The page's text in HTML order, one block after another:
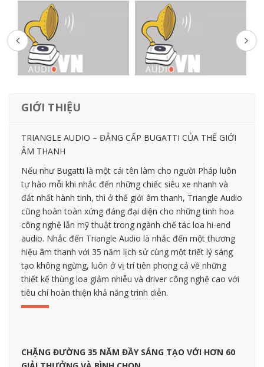
GIỚI THIỆU
TRIANGLE AUDIO – ĐẲNG CẤP BUGATTI CỦA THẾ GIỚI
ÂM THANH
Nếu như Bugatti là một cái tên làm cho người Pháp luôn
tự hào mỗi khi nhắc đến những chiếc siêu xe nhanh và
đắt nhất hành tinh, thì ở thế giới âm thanh, Triangle Audio
cũng hoàn toàn xứng đáng đại diện cho những tinh hoa
công nghệ lẫn mỹ thuật trong ngành chế tác loa hi-end
audio. Nhắc đến Triangle Audio là nhắc đến một thương
hiệu âm thanh với 35 năm lịch sử cùng một triết lý sáng
tạo không ngừng, luôn ở vị trí tiên phong cả về những
thiết kế thùng loa giảm nhiễu và driver công nghệ cao với
tiêu chí hoàn thiện khả năng trình diễn.
CHẶNG ĐƯỜNG 35 NĂM ĐẦY SÁNG TẠO VỚI HƠN 60